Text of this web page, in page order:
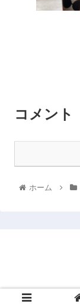
コメント
ホーム